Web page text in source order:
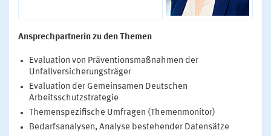
Ansprechpartnerin zu den Themen
Evaluation von Präventionsmaßnahmen der
Unfallversicherungsträger
Evaluation der Gemeinsamen Deutschen
Arbeitsschutzstrategie
Themenspezifische Umfragen (Themenmonitor)
Bedarfsanalysen, Analyse bestehender Datensätze